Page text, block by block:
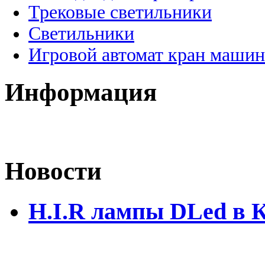
Трековые светильники
Светильники
Игровой автомат кран
Информация
Новости
H.I.R лампы DLed в